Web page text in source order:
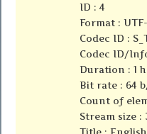
ID : 4
Format :
Codec ID :
Codec ID/
Duration : 1
Bit rate : 64
Count of
Stream size :